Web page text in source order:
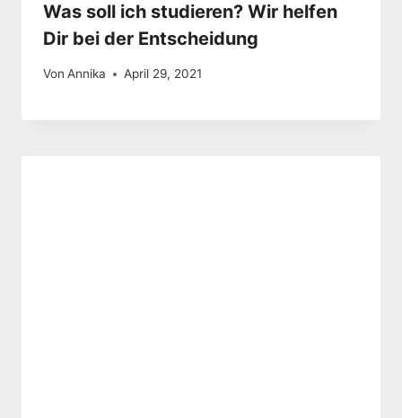
Was soll ich studieren? Wir helfen
Dir bei der Entscheidung
Von Annika April 29, 2021